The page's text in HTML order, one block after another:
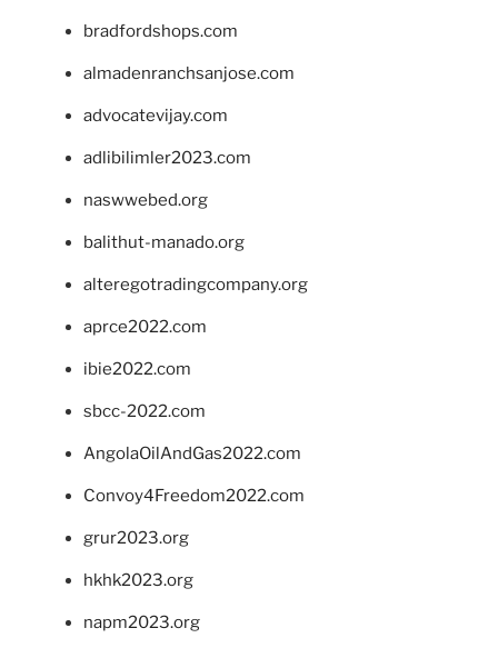
bradfordshops.com
almadenranchsanjose.com
advocatevijay.com
adlibilimler2023.com
naswwebed.org
balithut-manado.org
alteregotradingcompany.org
aprce2022.com
ibie2022.com
sbcc-2022.com
AngolaOilAndGas2022.com
Convoy4Freedom2022.com
grur2023.org
hkhk2023.org
napm2023.org